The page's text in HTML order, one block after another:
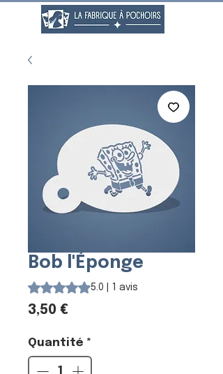
Bob l'Éponge
La note est de 5.0 sur cinq étoiles selon
5.0 | 1 avis
3,50 €
Quantité *